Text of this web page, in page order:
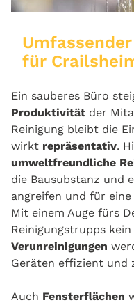
für
Ein sauberes Büro
Produktivität der
Reinigung bleibt die
wirkt repräsentativ.
umweltfreundliche
die Bausubstanz und
angreifen und für
Mit einem Auge fürs
Reinigungstrupps
Verunreinigungen
Geräten effizient und
Auch Fensterflächen